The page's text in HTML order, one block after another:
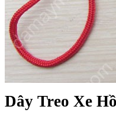
Dây Treo Xe